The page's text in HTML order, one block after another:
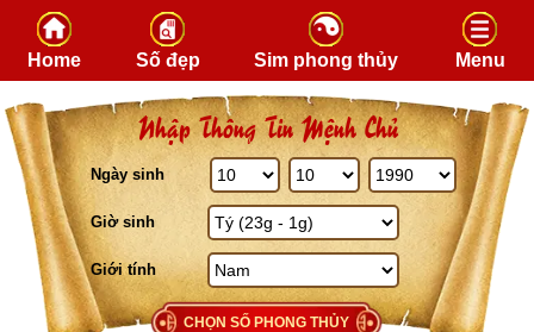
Skip to content
Home Số đẹp Sim phong thủy Menu
Nhập Thông Tin Mệnh Chủ
Ngày sinh
Giờ sinh
Giới tính
CHỌN SỐ PHONG THỦY